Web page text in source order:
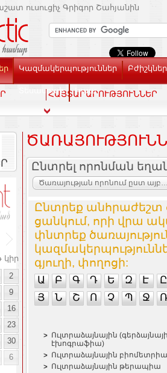
ուսուցիչ Գրիգոր Շահյանին
Կազմակերպություններ Բժիշկներ
Տեսասրահ Կապ
ՀԱՅՏԱՐԱՐՈՒԹՅՈՒՆՆԵՐ
կիր
2
9
16
23
30
6
Ընտրել որոնման
Ծառայության որոնում ըստ
Ընտրեք անհրաժեշտ
ցանկում, որի վրա
փնտրեք
գյուղի, փողոցի:
Ա Բ Գ Դ Ե Զ Է
Ը
Յ
Ն Շ Ո Չ Պ Ջ Ռ
Ուլտրաձայնային
էխոգրաֆիա)
Ուլտրաձայնային բիոմետրիա
Ուլտրաձայնային թերապիա